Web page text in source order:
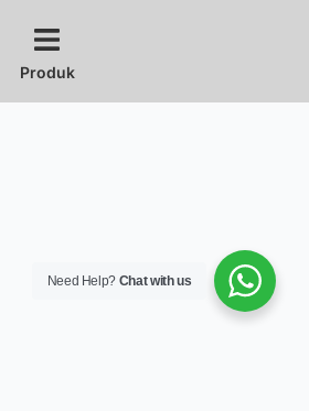
Produk
Need Help? Chat with us